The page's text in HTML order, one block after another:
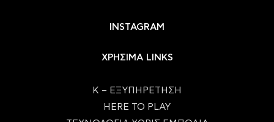
INSTAGRAM
ΧΡΗΣΙΜΑ LINKS
Κ – ΕΞΥΠΗΡΕΤΗΣΗ
HERE TO PLAY